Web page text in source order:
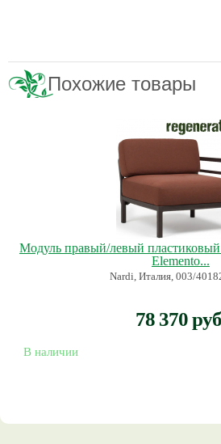
Похожие товары
Модуль правый/левый
Elemento...
Nardi, Италия, 003/
78 370
В наличии